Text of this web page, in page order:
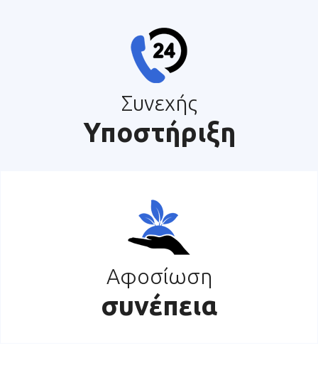
Συνεχής
Υποστήριξη
Αφοσίωση
συνέπεια